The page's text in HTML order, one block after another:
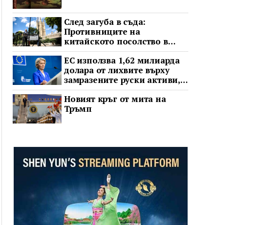
След загуба в съда:
Противниците на
китайското посолство в
Лондон обжалват
ЕС използва 1,62 милиарда
долара от лихвите върху
замразените руски активи,
за да подкрепи Украйна
Новият кръг от мита на
Тръмп